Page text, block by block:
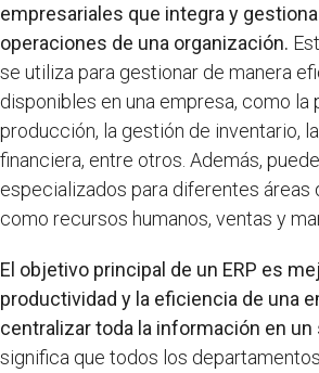
empresariales que integra y
operaciones de una organización.
se utiliza para gestionar de manera
disponibles en una empresa, como la
producción, la gestión de inventario,
financiera, entre otros. Además,
especializados para diferentes áreas
como recursos humanos, ventas y
El objetivo principal de un ERP es
productividad y la eficiencia de una
centralizar toda la información en
significa que todos los